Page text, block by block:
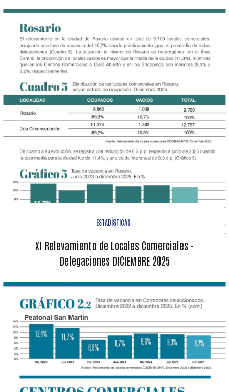
ESTADÍSTICAS
XI Relevamiento de Locales Comerciales -
Delegaciones DICIEMBRE 2025